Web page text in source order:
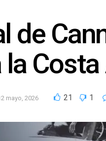
de
la
mayo, 2026 21 1